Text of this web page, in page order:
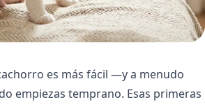
es más fácil —y a menudo
empiezas temprano. Esas primeras